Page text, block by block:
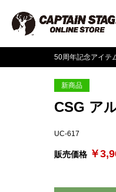
50周年記念アイテ
新商品
CSG ア
UC-617
販売価格 ￥